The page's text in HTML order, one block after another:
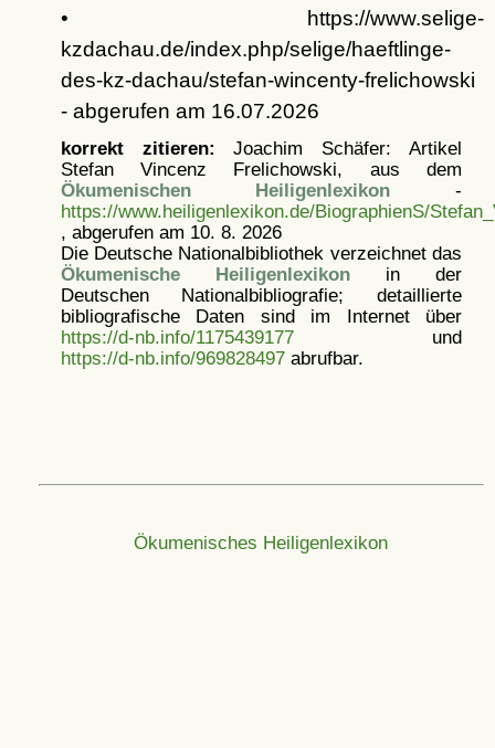
• https://www.selige-
kzdachau.de/index.php/selige/haeftlinge-
des-kz-dachau/stefan-wincenty-frelichowski
- abgerufen am 16.07.2026
korrekt zitieren: Joachim Schäfer: Artikel
Stefan Vincenz Frelichowski, aus dem
Ökumenischen Heiligenlexikon -
https://www.heiligenlexikon.de/BiographienS/
, abgerufen am 10. 8. 2026
Die Deutsche Nationalbibliothek verzeichnet das
Ökumenische Heiligenlexikonin der
Deutschen Nationalbibliografie; detaillierte
bibliografische Daten sind im Internet über
https://d-nb.info/1175439177und
https://d-nb.info/969828497abrufbar.
Ökumenisches Heiligenlexikon